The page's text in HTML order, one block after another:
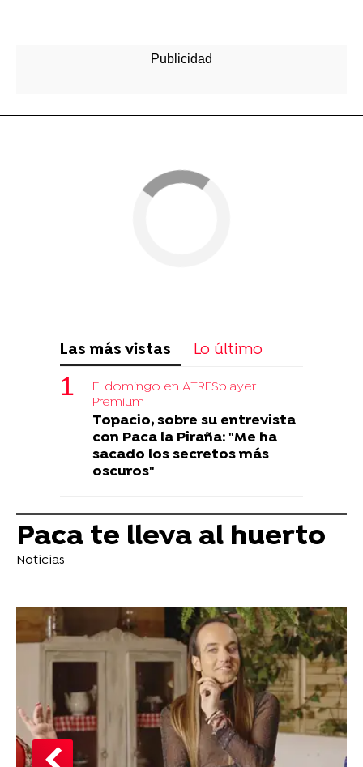
Las más vistas Lo último
El domingo en ATRESplayer
Premium
Topacio, sobre su entrevista
con Paca la Piraña: "Me ha
sacado los secretos más
oscuros"
Paca te lleva al huerto
Noticias